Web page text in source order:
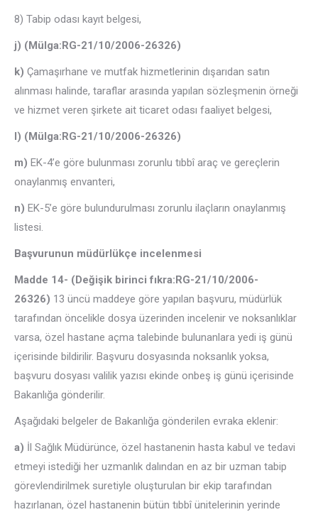
8) Tabip odası kayıt belgesi,
j) (Mülga:RG-21/10/2006-26326)
k) Çamaşırhane ve mutfak hizmetlerinin dışarıdan satın
alınması halinde, taraflar arasında yapılan sözleşmenin örneği
ve hizmet veren şirkete ait ticaret odası faaliyet belgesi,
l) (Mülga:RG-21/10/2006-26326)
m) EK-4’e göre bulunması zorunlu tıbbî araç ve gereçlerin
onaylanmış envanteri,
n) EK-5’e göre bulundurulması zorunlu ilaçların onaylanmış
listesi.
Başvurunun müdürlükçe incelenmesi
Madde 14- (Değişik birinci fıkra:RG-21/10/2006-
26326) 13 üncü maddeye göre yapılan başvuru, müdürlük
tarafından öncelikle dosya üzerinden incelenir ve noksanlıklar
varsa, özel hastane açma talebinde bulunanlara yedi iş günü
içerisinde bildirilir. Başvuru dosyasında noksanlık yoksa,
başvuru dosyası valilik yazısı ekinde onbeş iş günü içerisinde
Bakanlığa gönderilir.
Aşağıdaki belgeler de Bakanlığa gönderilen evraka eklenir:
a) İl Sağlık Müdürünce, özel hastanenin hasta kabul ve tedavi
etmeyi istediği her uzmanlık dalından en az bir uzman tabip
görevlendirilmek suretiyle oluşturulan bir ekip tarafından
hazırlanan, özel hastanenin bütün tıbbî ünitelerinin yerinde